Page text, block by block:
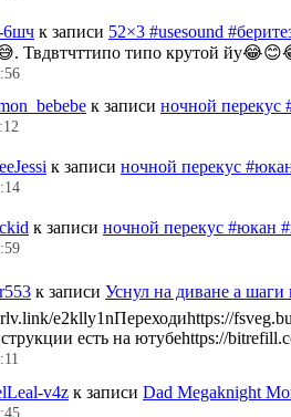
6шч к записи 52×3 #usesound
Твдвтчттипо типо крутой
к записи ночной
к записи ночной перекус
к записи ночной перекус #юкан
к записи Уснул на диване а
e2klly1nПереходиhttps://
есть на ютубеhttps://
v4z к записи Dad Megaknight